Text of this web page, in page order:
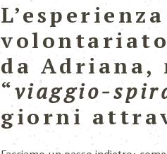
da
“viaggio-
giorni